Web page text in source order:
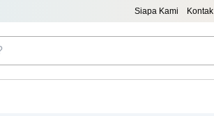
Siapa Kami Kontak